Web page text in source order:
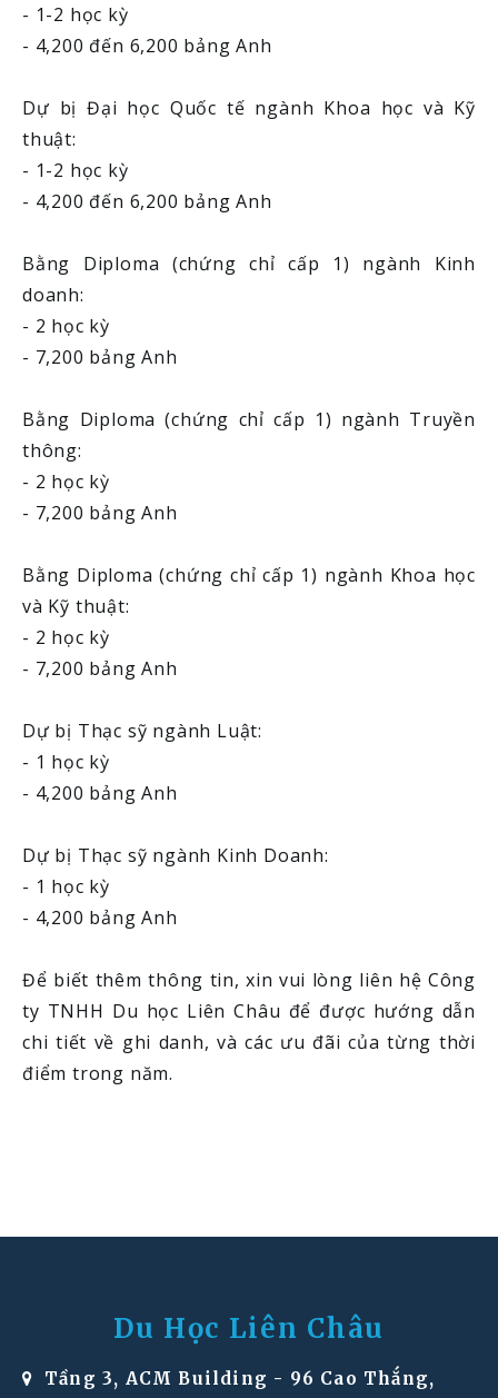
- 1-2 học kỳ
- 4,200 đến 6,200 bảng Anh
Dự bị Đại học Quốc tế ngành Khoa học và Kỹ
thuật:
- 1-2 học kỳ
- 4,200 đến 6,200 bảng Anh
Bằng Diploma (chứng chỉ cấp 1) ngành Kinh
doanh:
- 2 học kỳ
- 7,200 bảng Anh
Bằng Diploma (chứng chỉ cấp 1) ngành Truyền
thông:
- 2 học kỳ
- 7,200 bảng Anh
Bằng Diploma (chứng chỉ cấp 1) ngành Khoa học
và Kỹ thuật:
- 2 học kỳ
- 7,200 bảng Anh
Dự bị Thạc sỹ ngành Luật:
- 1 học kỳ
- 4,200 bảng Anh
Dự bị Thạc sỹ ngành Kinh Doanh:
- 1 học kỳ
- 4,200 bảng Anh
Để biết thêm thông tin, xin vui lòng liên hệ Công
ty TNHH Du học Liên Châu để được hướng dẫn
chi tiết về ghi danh, và các ưu đãi của từng thời
điểm trong năm.
Du Học Liên Châu
Tầng 3, ACM Building - 96 Cao Thắng,